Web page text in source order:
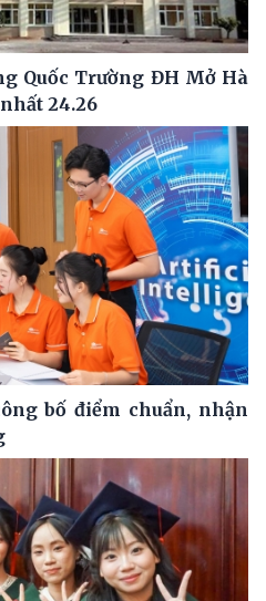
Quốc Trường ĐH Mở Hà
24.26
bố điểm chuẩn, nhận